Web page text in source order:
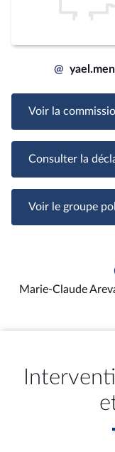
@
Voir la
Consulter la
Voir le groupe
Marie-Claude